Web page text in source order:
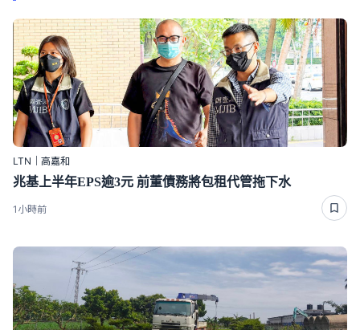
LTN｜高嘉和
兆基上半年EPS逾3元 前董債務將包租代管拖下水
1小時前